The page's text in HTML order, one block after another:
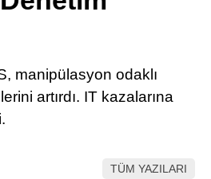
manipülasyon odaklı
artırdı. IT kazalarına
TÜM YAZILARI